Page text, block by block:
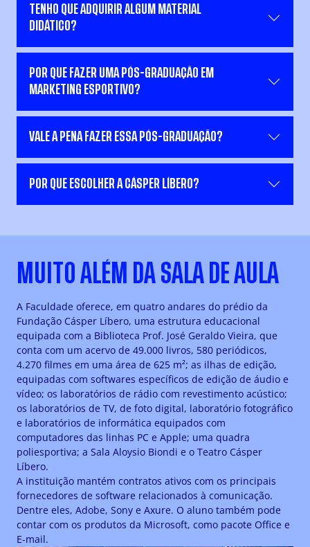
TENHO QUE ADQUIRIR ALGUM MATERIAL
DIDÁTICO?
POR QUE FAZER UMA PÓS-GRADUAÇÃO EM
MARKETING ESPORTIVO?
VALE A PENA FAZER ESSA PÓS-GRADUAÇÃO?
POR QUE ESCOLHER A CÁSPER LÍBERO?
MUITO ALÉM DA SALA DE AULA
A Faculdade oferece, em quatro andares do prédio da
Fundação Cásper Líbero, uma estrutura educacional
equipada com a Biblioteca Prof. José Geraldo Vieira, que
conta com um acervo de 49.000 livros, 580 periódicos,
4.270 filmes em uma área de 625 m²; as ilhas de edição,
equipadas com softwares específicos de edição de áudio e
vídeo; os laboratórios de rádio com revestimento acústico;
os laboratórios de TV, de foto digital, laboratório fotográfico
e laboratórios de informática equipados com
computadores das linhas PC e Apple; uma quadra
poliesportiva; a Sala Aloysio Biondi e o Teatro Cásper
Líbero.
A instituição mantém contratos ativos com os principais
fornecedores de software relacionados à comunicação.
Dentre eles, Adobe, Sony e Axure. O aluno também pode
contar com os produtos da Microsoft, como pacote Office e
E-mail.